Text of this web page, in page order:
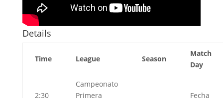
Details
Time League Season
Match
Day
2:30
Campeonato
Primera
Fecha